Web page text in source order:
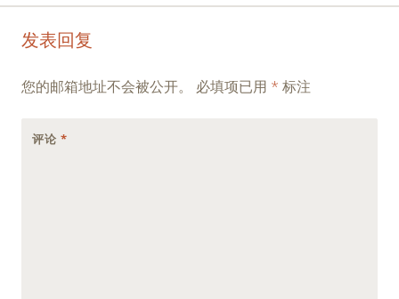
Post
navigation
发表回复
您的邮箱地址不会被公开。 必填项已用 * 标注
评论 *